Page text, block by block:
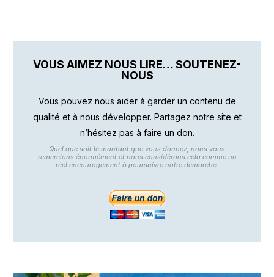
VOUS AIMEZ NOUS LIRE… SOUTENEZ-
NOUS
Vous pouvez nous aider à garder un contenu de
qualité et à nous développer. Partagez notre site et
n’hésitez pas à faire un don.
Quel que soit le montant que vous donnez, nous vous
remercions énormément et nous considérons cela comme un
réel encouragement à poursuivre notre démarche.